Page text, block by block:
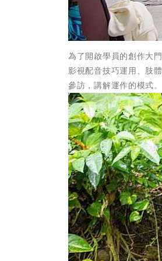
為了開啟學員的創作大
影視配音技巧運用、肢
參訪，講解運作的模式。